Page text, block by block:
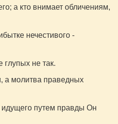
а кто внимает обличениям,
нечестивого -
глупых не так.
а молитва праведных
идущего путем правды Он